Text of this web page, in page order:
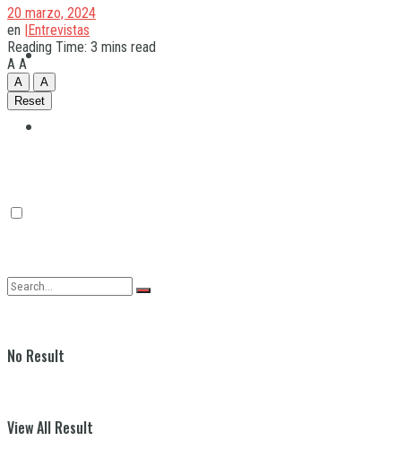
Quilmes
No Result
View All Result
20 marzo, 2024
en |Entrevistas
Reading Time: 3 mins read
A A
A
A
Reset